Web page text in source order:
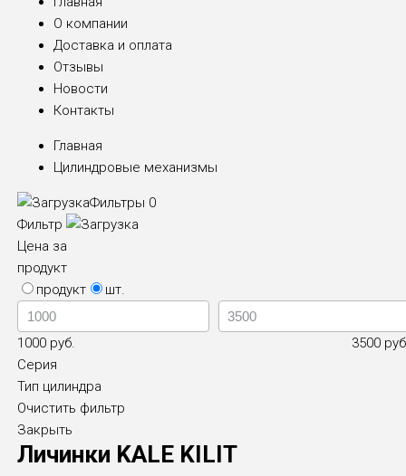
О компании
Доставка и оплата
Отзывы
Новости
Контакты
Главная
Цилиндровые механизмы
Фильтры 0
Фильтр
Цена за
продукт
продукт
шт.
1000 руб.
3500
Серия
Тип цилиндра
Очистить фильтр
Закрыть
Личинки KALE KILIT